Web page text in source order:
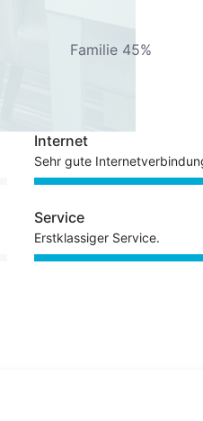
Familie 45%
Internet
Sehr gute
Service
Erstklassiger Service.